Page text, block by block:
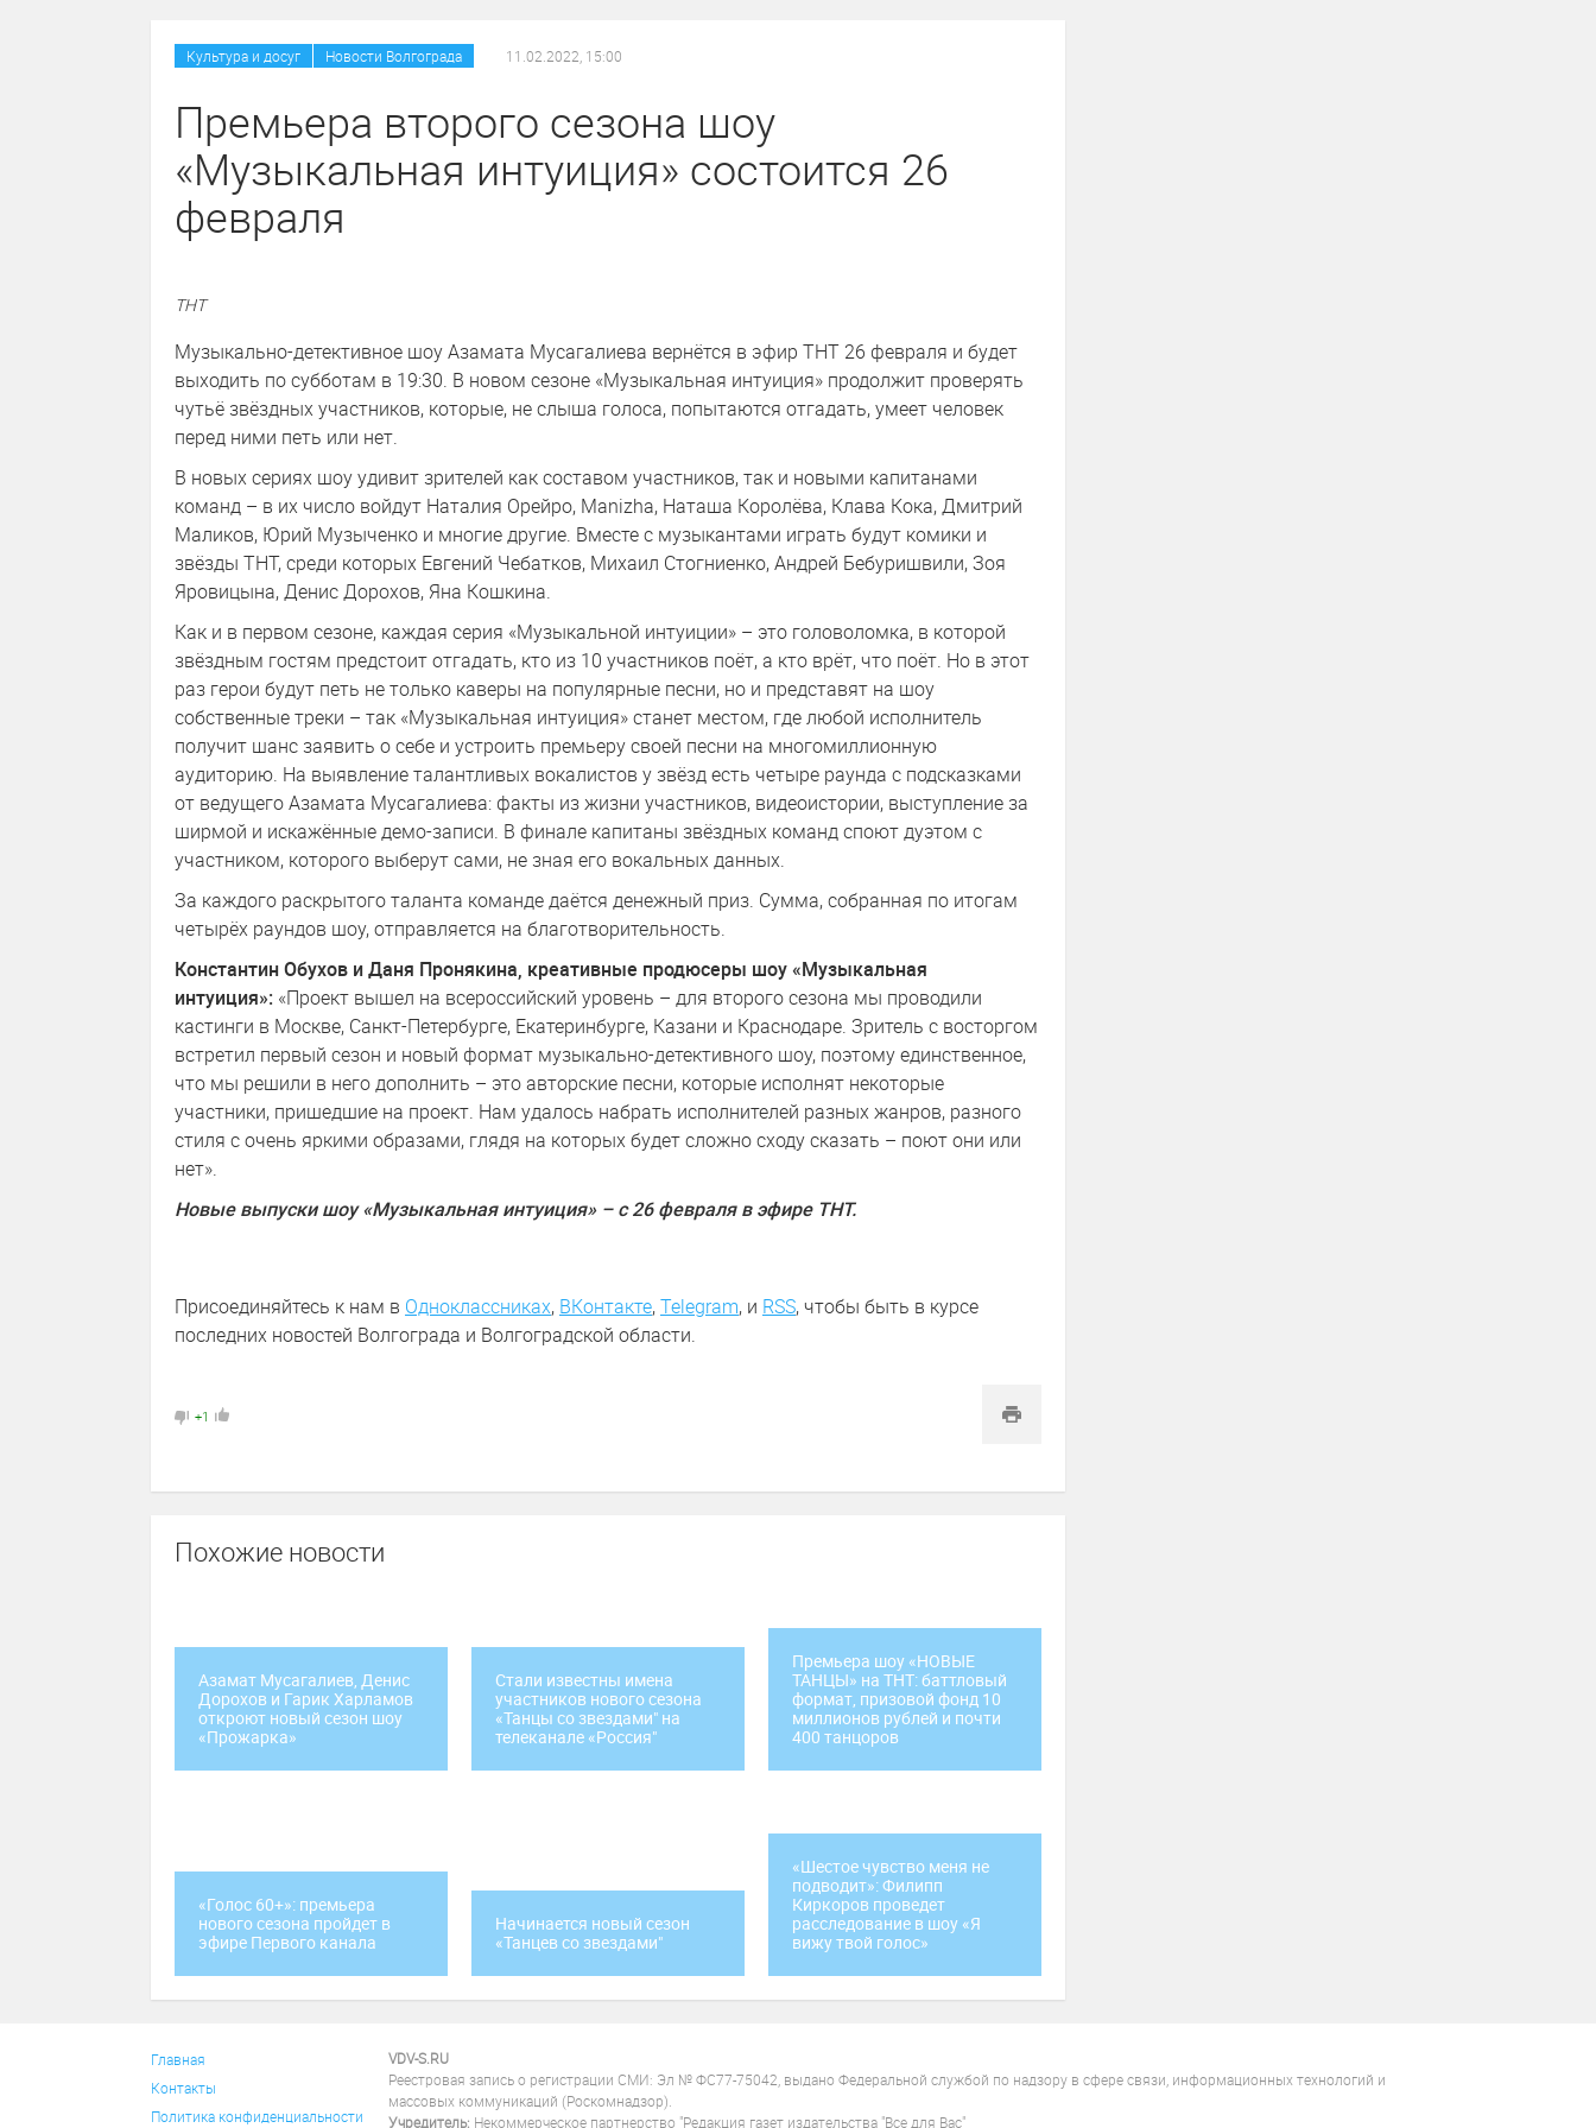
Культура и досуг Новости Волгограда 11.02.2022, 15:00
Премьера второго сезона шоу
«Музыкальная интуиция» состоится 26
февраля
ТНТ
Музыкально-детективное шоу Азамата Мусагалиева вернётся в эфир ТНТ 26 февраля и будет
выходить по субботам в 19:30. В новом сезоне «Музыкальная интуиция» продолжит проверять
чутьё звёздных участников, которые, не слыша голоса, попытаются отгадать, умеет человек
перед ними петь или нет.
В новых сериях шоу удивит зрителей как составом участников, так и новыми капитанами
команд – в их число войдут Наталия Орейро, Manizha, Наташа Королёва, Клава Кока, Дмитрий
Маликов, Юрий Музыченко и многие другие. Вместе с музыкантами играть будут комики и
звёзды ТНТ, среди которых Евгений Чебатков, Михаил Стогниенко, Андрей Бебуришвили, Зоя
Яровицына, Денис Дорохов, Яна Кошкина.
Как и в первом сезоне, каждая серия «Музыкальной интуиции» – это головоломка, в которой
звёздным гостям предстоит отгадать, кто из 10 участников поёт, а кто врёт, что поёт. Но в этот
раз герои будут петь не только каверы на популярные песни, но и представят на шоу
собственные треки – так «Музыкальная интуиция» станет местом, где любой исполнитель
получит шанс заявить о себе и устроить премьеру своей песни на многомиллионную
аудиторию. На выявление талантливых вокалистов у звёзд есть четыре раунда с подсказками
от ведущего Азамата Мусагалиева: факты из жизни участников, видеоистории, выступление за
ширмой и искажённые демо-записи. В финале капитаны звёздных команд споют дуэтом с
участником, которого выберут сами, не зная его вокальных данных.
За каждого раскрытого таланта команде даётся денежный приз. Сумма, собранная по итогам
четырёх раундов шоу, отправляется на благотворительность.
Константин Обухов и Даня Пронякина, креативные продюсеры шоу «Музыкальная
интуиция»: «Проект вышел на всероссийский уровень – для второго сезона мы проводили
кастинги в Москве, Санкт-Петербурге, Екатеринбурге, Казани и Краснодаре. Зритель с восторгом
встретил первый сезон и новый формат музыкально-детективного шоу, поэтому единственное,
что мы решили в него дополнить – это авторские песни, которые исполнят некоторые
участники, пришедшие на проект. Нам удалось набрать исполнителей разных жанров, разного
стиля с очень яркими образами, глядя на которых будет сложно сходу сказать – поют они или
нет».
Новые выпуски шоу «Музыкальная интуиция» – с 26 февраля в эфире ТНТ.
Присоединяйтесь к нам в Одноклассниках, ВКонтакте,Telegram, и RSS, чтобы быть в курсе
последних новостей Волгограда и Волгоградской области.
+1
Похожие новости
Азамат Мусагалиев, Денис
Дорохов и Гарик Харламов
откроют новый сезон шоу
«Прожарка»
Стали известны имена
участников нового сезона
«Танцы со звездами" на
телеканале «Россия"
Премьера шоу «НОВЫЕ
ТАНЦЫ» на ТНТ: баттловый
формат, призовой фонд 10
миллионов рублей и почти
400 танцоров
«Голос 60+»: премьера
нового сезона пройдет в
эфире Первого канала
Начинается новый сезон
«Танцев со звездами"
«Шестое чувство меня не
подводит»: Филипп
Киркоров проведет
расследование в шоу «Я
вижу твой голос»
Главная
Контакты
Политика конфиденциальности
VDV-S.RU
Реестровая запись о регистрации СМИ: Эл № ФС77-75042, выдано Федеральной службой по надзору в сфере связи, информационных технологий и
массовых коммуникаций (Роскомнадзор).
Учредитель: Некоммерческое партнерство "Редакция газет издательства "Все для Вас"